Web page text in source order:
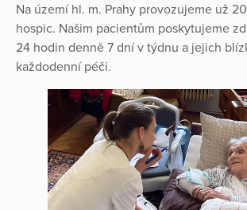
Na území hl. m. Prahy provozujeme už
hospic. Našim pacientům poskytujeme
24 hodin denně 7 dní v týdnu a jejich
každodenní péči.